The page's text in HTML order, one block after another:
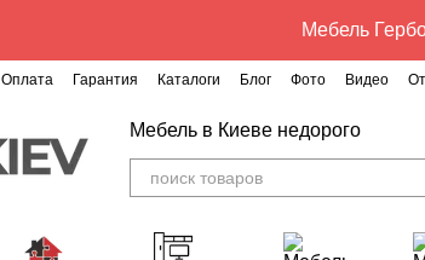
Мебель
Оплата Гарантия Каталоги Блог Фото Видео
Мебель в Киеве недорого